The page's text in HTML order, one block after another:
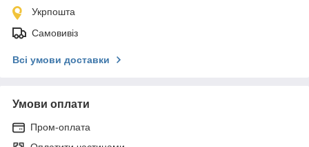
Укрпошта
Самовивіз
Всі умови доставки
Умови оплати
Пром-оплата